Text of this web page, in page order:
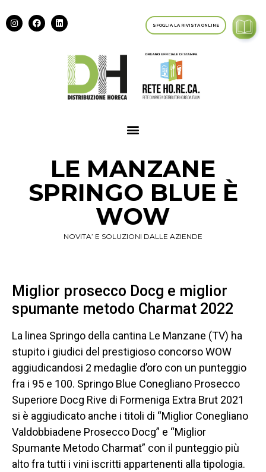
SFOGLIA LA RIVISTA ONLINE
LE MANZANE
SPRINGO BLUE È
WOW
NOVITA’ E SOLUZIONI DALLE AZIENDE
Miglior prosecco Docg e miglior
spumante metodo Charmat 2022
La linea Springo della cantina Le Manzane (TV) ha
stupito i giudici del prestigioso concorso WOW
aggiudicandosi 2 medaglie d’oro con un punteggio
fra i 95 e 100. Springo Blue Conegliano Prosecco
Superiore Docg Rive di Formeniga Extra Brut 2021
si è aggiudicato anche i titoli di “Miglior Conegliano
Valdobbiadene Prosecco Docg” e “Miglior
Spumante Metodo Charmat” con il punteggio più
alto fra tutti i vini iscritti appartenenti alla tipologia.